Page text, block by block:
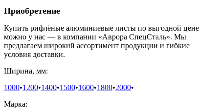
Приобретение
Купить рифлёные алюминиевые листы по выгодной цене
можно у нас — в компании «Аврора СпецСталь». Мы
предлагаем широкий ассортимент продукции и гибкие
условия доставки.
Ширина, мм:
1000•1200•1400•1500•1600•1800•2000•
Марка: